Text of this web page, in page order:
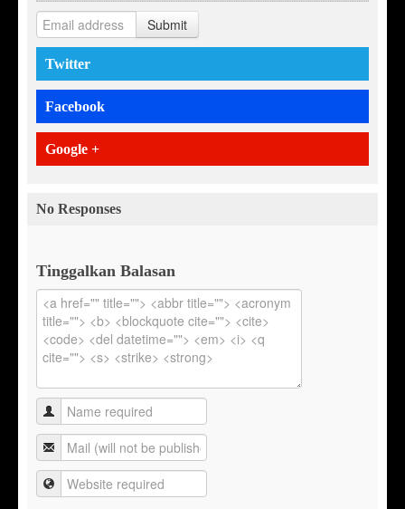
Submit
Twitter
Facebook
Google +
No Responses
Tinggalkan Balasan